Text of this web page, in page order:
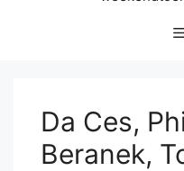
Da Ces,
Beranek,